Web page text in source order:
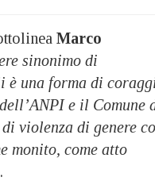
Marco
sinonimo di
è una forma di
e il Comune
violenza di genere
monito, come atto